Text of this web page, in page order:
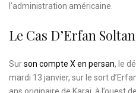
l’administration américaine.
Le Cas D’Erfan
Surson compte X en persan, le
mardi 13 janvier, sur le sort
ans originaire de Karaj, à l’ouest